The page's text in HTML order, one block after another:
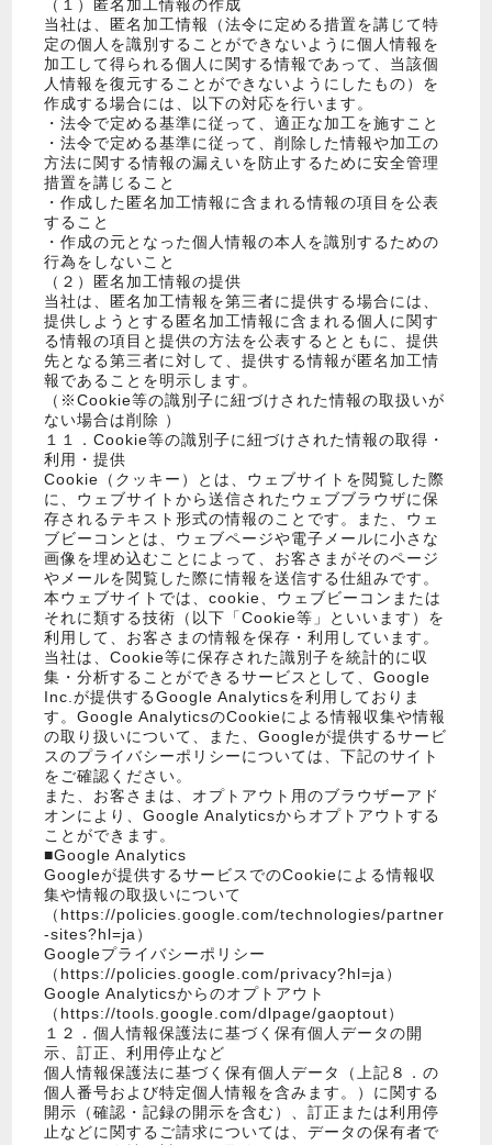
（１）匿名加工情報の作成
当社は、匿名加工情報（法令に定める措置を講じて特
定の個人を識別することができないように個人情報を
加工して得られる個人に関する情報であって、当該個
人情報を復元することができないようにしたもの）を
作成する場合には、以下の対応を行います。
・法令で定める基準に従って、適正な加工を施すこと
・法令で定める基準に従って、削除した情報や加工の
方法に関する情報の漏えいを防止するために安全管理
措置を講じること
・作成した匿名加工情報に含まれる情報の項目を公表
すること
・作成の元となった個人情報の本人を識別するための
行為をしないこと
（２）匿名加工情報の提供
当社は、匿名加工情報を第三者に提供する場合には、
提供しようとする匿名加工情報に含まれる個人に関す
る情報の項目と提供の方法を公表するとともに、提供
先となる第三者に対して、提供する情報が匿名加工情
報であることを明示します。
（※Cookie等の識別子に紐づけされた情報の取扱いが
ない場合は削除 ）
１１．Cookie等の識別子に紐づけされた情報の取得・
利用・提供
Cookie（クッキー）とは、ウェブサイトを閲覧した際
に、ウェブサイトから送信されたウェブブラウザに保
存されるテキスト形式の情報のことです。また、ウェ
ブビーコンとは、ウェブページや電子メールに小さな
画像を埋め込むことによって、お客さまがそのページ
やメールを閲覧した際に情報を送信する仕組みです。
本ウェブサイトでは、cookie、ウェブビーコンまたは
それに類する技術（以下「Cookie等」といいます）を
利用して、お客さまの情報を保存・利用しています。
当社は、Cookie等に保存された識別子を統計的に収
集・分析することができるサービスとして、Google
Inc.が提供するGoogle Analyticsを利用しておりま
す。Google AnalyticsのCookieによる情報収集や情報
の取り扱いについて、また、Googleが提供するサービ
スのプライバシーポリシーについては、下記のサイト
をご確認ください。
また、お客さまは、オプトアウト用のブラウザーアド
オンにより、Google Analyticsからオプトアウトする
ことができます。
■Google Analytics
Googleが提供するサービスでのCookieによる情報収
集や情報の取扱いについて
（https://policies.google.com/technologies/partner
-sites?hl=ja）
Googleプライバシーポリシー
（https://policies.google.com/privacy?hl=ja）
Google Analyticsからのオプトアウト
（https://tools.google.com/dlpage/gaoptout）
１２．個人情報保護法に基づく保有個人データの開
示、訂正、利用停止など
個人情報保護法に基づく保有個人データ（上記８．の
個人番号および特定個人情報を含みます。）に関する
開示（確認・記録の開示を含む）、訂正または利用停
止などに関するご請求については、データの保有者で